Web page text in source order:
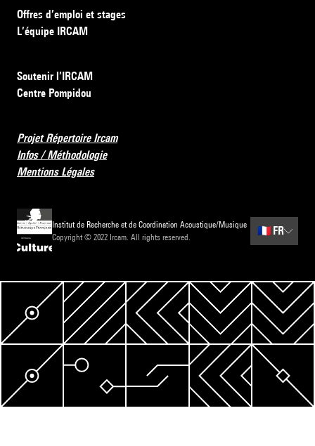
Offres d’emploi et stages
L’équipe IRCAM
Soutenir l’IRCAM
Centre Pompidou
Projet Répertoire Ircam
Infos / Méthodologie
Mentions Légales
Institut de Recherche et de Coordination Acoustique/Musique
Copyright © 2022 Ircam. All rights reserved.
🇫🇷 FR